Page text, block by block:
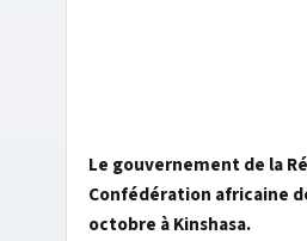
Le gouvernement de la
Confédération africaine
octobre à Kinshasa.